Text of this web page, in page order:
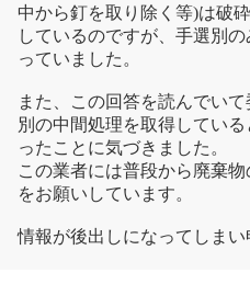
中から釘を取り除く等)は破
しているのですが、手選別
っていました。
また、この回答を読んでい
別の中間処理を取得してい
ったことに気づきました。
この業者には普段から廃棄
をお願いしています。
情報が後出しになってしまい